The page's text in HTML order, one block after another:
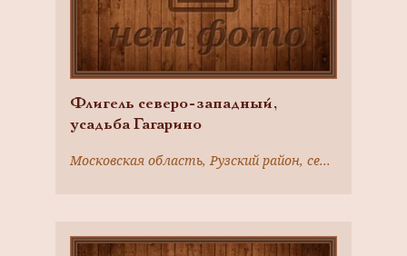
Флигель северо-западный,
усадьба Гагарино
Московская область, Рузский район, село Никольское